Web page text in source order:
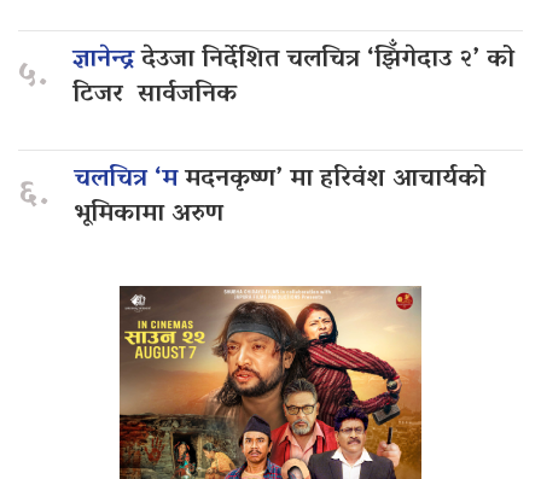
५. ज्ञानेन्द्रदेउजा निर्देशित चलचित्र ‘झिँगेदाउ २’ को
टिजर सार्वजनिक
६. चलचित्र ‘ममदनकृष्ण’ मा हरिवंश आचार्यको
भूमिकामा अरुण